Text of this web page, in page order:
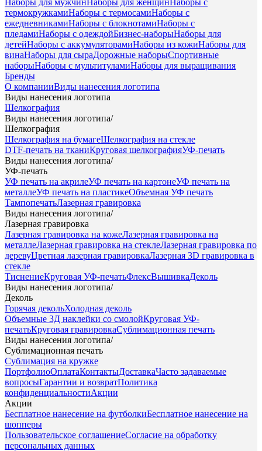
Наборы для мужчинНаборы для женщинНаборы с
термокружкамиНаборы с термосамиНаборы с
ежедневникамиНаборы с блокнотамиНаборы с
пледамиНаборы с одеждойБизнес-наборыНаборы для
детейНаборы с аккумуляторамиНаборы из кожиНаборы для
винаНаборы для сыраДорожные наборыСпортивные
наборыНаборы с мультитуламиНаборы для выращивания
Бренды
О компанииВиды нанесения логотипа
Виды нанесения логотипа
Шелкография
Виды нанесения логотипа/
Шелкография
Шелкография на бумагеШелкография на стекле
DTF-печать на тканиКруговая шелкографияУФ-печать
Виды нанесения логотипа/
УФ-печать
УФ печать на акрилеУФ печать на картонеУФ печать на
металлеУФ печать на пластикеОбъемная УФ печать
ТампопечатьЛазерная гравировка
Виды нанесения логотипа/
Лазерная гравировка
Лазерная гравировка на кожеЛазерная гравировка на
металлеЛазерная гравировка на стеклеЛазерная гравировка по
деревуЦветная лазерная гравировкаЛазерная 3D гравировка в
стекле
ТиснениеКруговая УФ-печатьФлексВышивкаДеколь
Виды нанесения логотипа/
Деколь
Горячая декольХолодная деколь
Объемные 3Д наклейки со смолойКруговая УФ-
печатьКруговая гравировкаСублимационная печать
Виды нанесения логотипа/
Сублимационная печать
Сублимация на кружке
ПортфолиоОплатаКонтактыДоставкаЧасто задаваемые
вопросыГарантии и возвратПолитика
конфиденциальностиАкции
Акции
Бесплатное нанесение на футболкиБесплатное нанесение на
шопперы
Пользовательское соглашениеСогласие на обработку
персональных данных